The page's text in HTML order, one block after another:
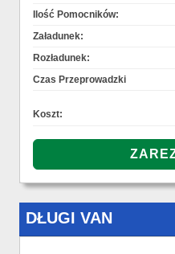
Ilość Pomocników:
Załadunek:
Rozładunek:
Czas Przeprowadzki
Koszt:
DŁUGI VAN